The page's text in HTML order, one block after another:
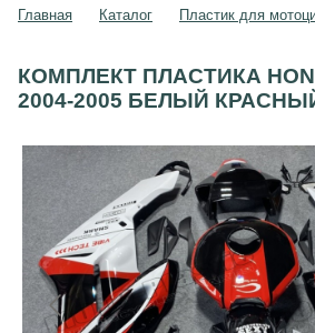
Главная Каталог Пластик для
КОМПЛЕКТ ПЛАСТИКА
2004-2005 БЕЛЫЙ